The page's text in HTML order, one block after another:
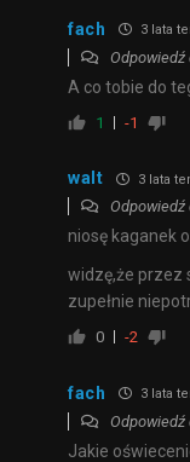
fach 3 lata
Odpowiedź
A co tobie do
1 -1
walt 3 lata
Odpowiedź
niosę kaganek
widzę,że przez
zupełnie
0 -2
fach 3 lata
Odpowiedź
Jakie